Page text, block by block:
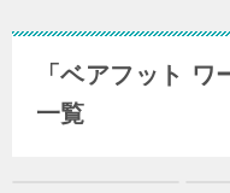
「ベアフット
一覧